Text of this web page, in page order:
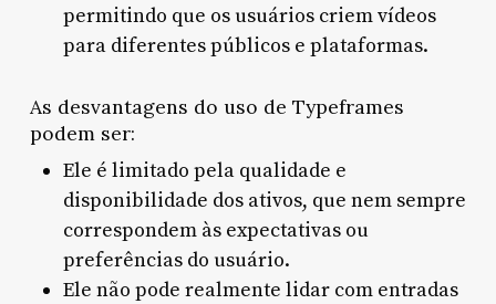
permitindo que os usuários criem vídeos
para diferentes públicos e plataformas.
As desvantagens do uso de Typeframes
podem ser:
Ele é limitado pela qualidade e
disponibilidade dos ativos, que nem sempre
correspondem às expectativas ou
preferências do usuário.
Ele não pode realmente lidar com entradas